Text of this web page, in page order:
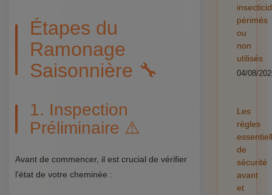
Étapes du
Ramonage
Saisonnière 🔧
1. Inspection
Préliminaire ⚠️
Avant de commencer, il est crucial de vérifier
l'état de votre cheminée :
périmés
ou
non
utilisés
04/08/
Les
règles
de
sécurité
avant
et